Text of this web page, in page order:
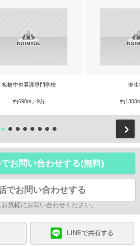
板橋中央看護専門学校
約690m／9分
健生
約
お問い合わせする(無料)
でお問い合わせする
気軽にお問い合わせください。
LINEで共有する